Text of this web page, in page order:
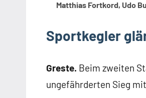
Matthias Fortkord, Udo
Sportkegler
Greste. Beim zweiten
ungefährderten Sieg